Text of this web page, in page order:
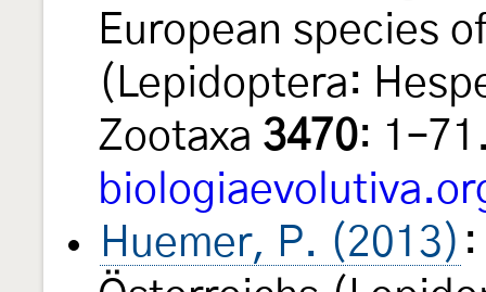
European species
(Lepidoptera:
Zootaxa 3470:
Huemer, P. (2013)